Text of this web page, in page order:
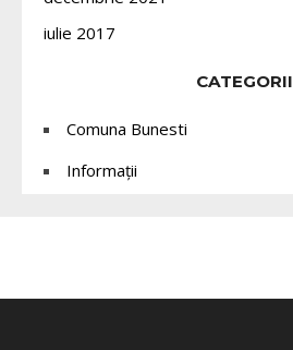
iulie 2017
CATEGORII
Comuna Bunesti
Informații